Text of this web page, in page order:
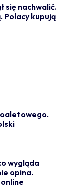
się nachwalić.
Polacy kupują
wygląda
opina.